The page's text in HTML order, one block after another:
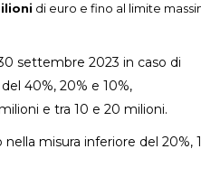
di euro e fino al limite
settembre 2023 in caso di
40%, 20% e 10%,
e tra 10 e 20 milioni.
misura inferiore del 20%,